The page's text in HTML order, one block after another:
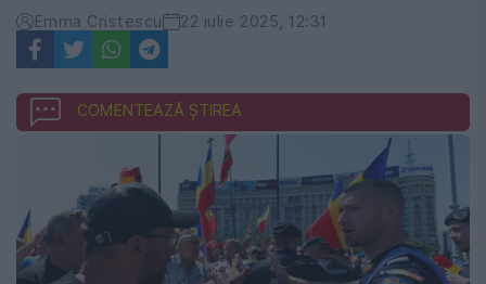
Emma Cristescu 22 iulie 2025, 12:31
COMENTEAZĂ ȘTIREA